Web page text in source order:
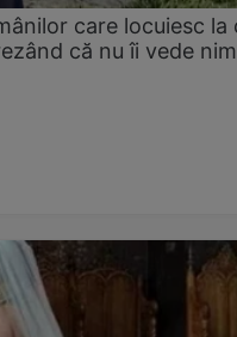
care locuiesc la
că nu îi vede